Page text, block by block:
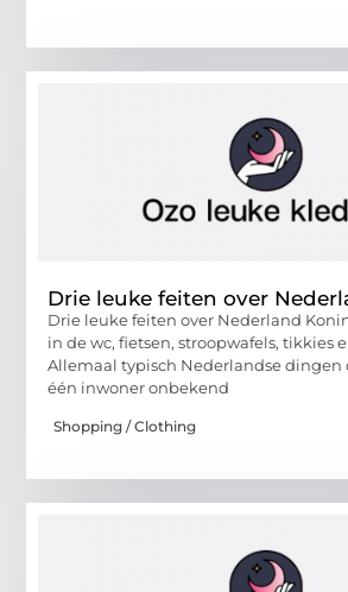
Drie leuke feiten over
Drie leuke feiten over Nederland
in de wc, fietsen, stroopwafels, tikkies
Allemaal typisch Nederlandse dingen
één inwoner onbekend
Shopping / Clothing